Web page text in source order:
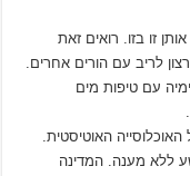
זו בזו. רואים זאת
לריב עם הורים אחרים.
עם טיפות מים
האוטיסטית.
ללא מענה. המדינה